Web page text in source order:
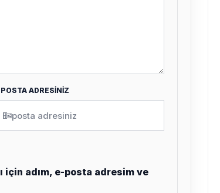
ADRESİNİZ
✉
için adım, e-posta adresim ve